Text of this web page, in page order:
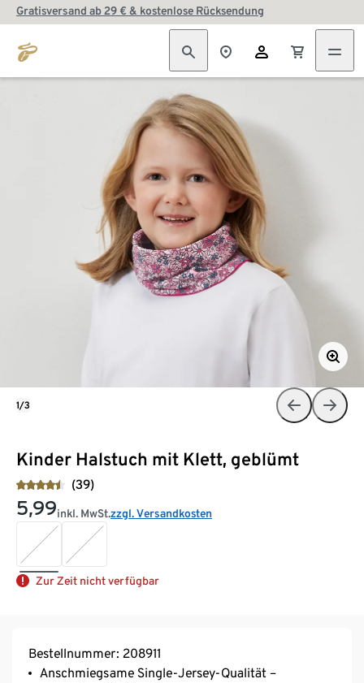
Gratisversand ab 29 € & kostenlose Rücksendung
Kinder Halstuch mit Klett, geblümt
(39)
5,99inkl. MwSt.zzgl. Versandkosten
Zur Zeit nicht verfügbar
1/3
Bestellnummer: 208911
Anschmiegsame Single-Jersey-Qualität –